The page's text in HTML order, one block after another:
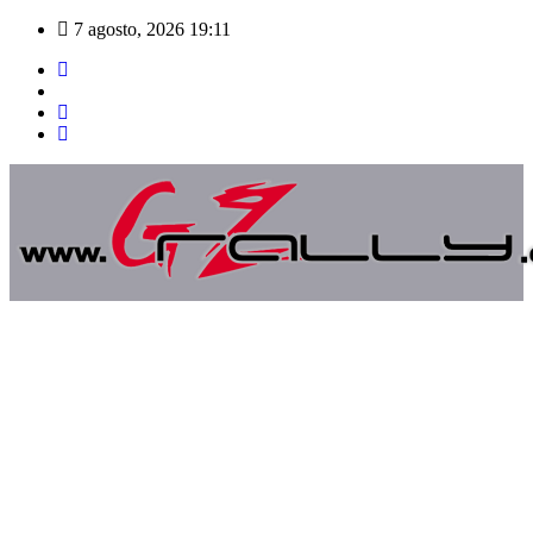
Saltar
contenido
7 agosto, 2026 19:11